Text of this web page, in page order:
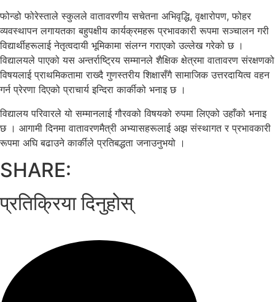
फोन्डो फोरेस्ताले स्कुलले वातावरणीय सचेतना अभिवृद्धि, वृक्षारोपण, फोहर
व्यवस्थापन लगायतका बहुपक्षीय कार्यक्रमहरू प्रभावकारी रूपमा सञ्चालन गरी
विद्यार्थीहरूलाई नेतृत्वदायी भूमिकामा संलग्न गराएको उल्लेख गरेको छ ।
विद्यालयले पाएको यस अन्तर्राष्ट्रिय सम्मानले शैक्षिक क्षेत्रमा वातावरण संरक्षणको
विषयलाई प्राथमिकतामा राख्दै गुणस्तरीय शिक्षासँगै सामाजिक उत्तरदायित्व वहन
गर्न प्रेरणा दिएको प्राचार्य इन्दिरा कार्कीको भनाइ छ ।
विद्यालय परिवारले यो सम्मानलाई गौरवको विषयको रुपमा लिएको उहाँको भनाइ
छ । आगामी दिनमा वातावरणमैत्री अभ्यासहरूलाई अझ संस्थागत र प्रभावकारी
रूपमा अघि बढाउने कार्कीले प्रतिबद्धता जनाउनुभयो ।
SHARE:
प्रतिक्रिया दिनुहोस्